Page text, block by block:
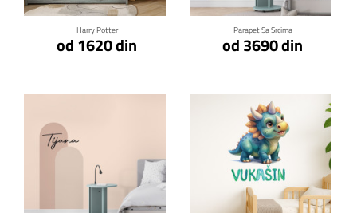
Harry Potter
od 1620 din
Parapet Sa Srcima
od 3690 din
Klikni za detalje Klikni za detalje